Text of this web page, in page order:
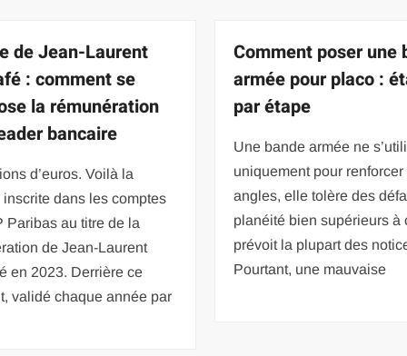
de Jean-Laurent
: comment se
la rémunération
bancaire
d’euros. Voilà la
inscrite dans les comptes
Paribas au titre de la
de Jean-Laurent
en 2023. Derrière ce
validé chaque année par
Comment poser une
armée pour placo :
par étape
Une bande armée ne
uniquement pour renforcer
angles, elle tolère des
planéité bien supérieurs à
prévoit la plupart des
Pourtant, une mauvaise